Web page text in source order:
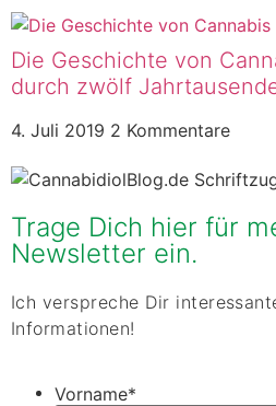
Die Geschichte von
durch zwölf
4. Juli 2019 2 Kommentare
Trage Dich hier für
Newsletter ein.
Ich verspreche Dir
Informationen!
Vorname*